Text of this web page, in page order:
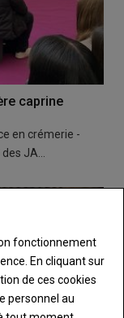
caprine
en crémerie -
JA…
fonctionnement
En cliquant sur
de ces cookies
personnel au